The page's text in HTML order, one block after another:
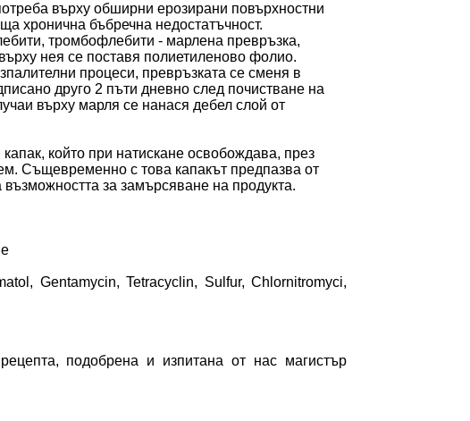
върху обширни ерозирани повърхностни
хронична бъбречна недостатъчност.
тромбофлебити - марлена превръзка,
нея се поставя полиетиленово фолио.
процеси, превръзката се сменя в
друго 2 пъти дневно след почистване на
върху марля се нанася дебел слой от
който при натискане освобождава, през
Същевременно с това капакът предпазва от
за замърсяване на продукта.
Gentamycin, Tetracyclin, Sulfur, Chlornitromyci,
подобрена и изпитана от нас магистър